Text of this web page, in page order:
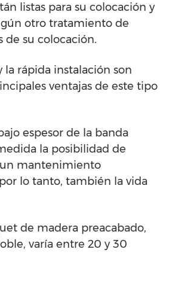
listas para su colocación y
otro tratamiento de
de su colocación.
la rápida instalación son
ventajas de este tipo
espesor de la banda
la posibilidad de
mantenimiento
lo tanto, también la vida
de madera preacabado,
varía entre 20 y 30